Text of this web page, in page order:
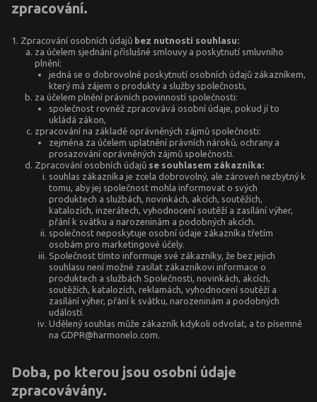
zpracování.
Zpracování osobních údajů bez nutnosti souhlasu:
za účelem sjednání příslušné smlouvy a poskytnutí smluvního
plnění:
jedná se o dobrovolné poskytnutí osobních údajů zákazníkem,
který má zájem o produkty a služby společnosti,
za účelem plnění právních povinností společnosti:
společnost rovněž zpracovává osobní údaje, pokud jí to
ukládá zákon,
zpracování na základě oprávněných zájmů společnosti:
zejména za účelem uplatnění právních nároků, ochrany a
prosazování oprávněných zájmů společnosti.
Zpracování osobních údajů se souhlasem zákazníka:
souhlas zákazníka je zcela dobrovolný, ale zároveň nezbytný k
tomu, aby jej společnost mohla informovat o svých
produktech a službách, novinkách, akcích, soutěžích,
katalozích, inzerátech, vyhodnocení soutěží a zasílání výher,
přání k svátku a narozeninám a podobných akcích.
společnost neposkytuje osobní údaje zákazníka třetím
osobám pro marketingové účely.
Společnost tímto informuje své zákazníky, že bez jejich
souhlasu není možné zasílat zákazníkovi informace o
produktech a službách Společnosti, novinkách, akcích,
soutěžích, katalozích, reklamách, vyhodnocení soutěží a
zasílání výher, přání k svátku, narozeninám a podobných
událostí.
Udělený souhlas může zákazník kdykoli odvolat, a to písemně
na GDPR@harmonelo.com.
Doba, po kterou jsou osobní údaje
zpracovávány.